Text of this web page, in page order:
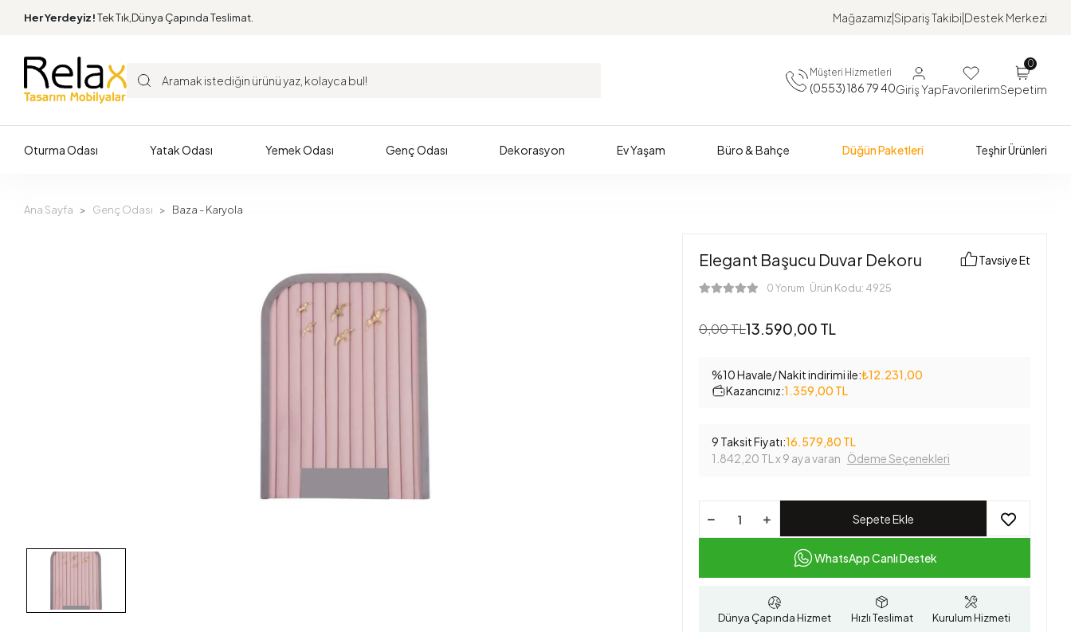
Her Yerdeyiz!Tek Tık,Dünya Çapında Teslimat. MağazamızSipariş Takibi Destek Merkezi
Müşteri Hizmetleri
(0553) 186 79 40Giriş YapFavorilerim
0
Sepetim
Oturma Odası Yatak Odası Yemek Odası Genç Odası Dekorasyon Ev Yaşam Büro & Bahçe Düğün Paketleri Teşhir Ürünleri
Ana Sayfa Genç Odası Baza - Karyola
Elegant Başucu Duvar Dekoru
0 Yorum Ürün Kodu: 4925
Tavsiye Et
0,00 TL13.590,00 TL
%10 Havale/ Nakit indirimi ile:₺12.231,00
Kazancınız:1.359,00 TL
9 Taksit Fiyatı:16.579,80 TL
1.842,20 TL x 9 aya varan Ödeme Seçenekleri
Sepete Ekle
WhatsApp Canlı Destek
Dünya Çapında Hizmet Hızlı Teslimat Kurulum Hizmeti